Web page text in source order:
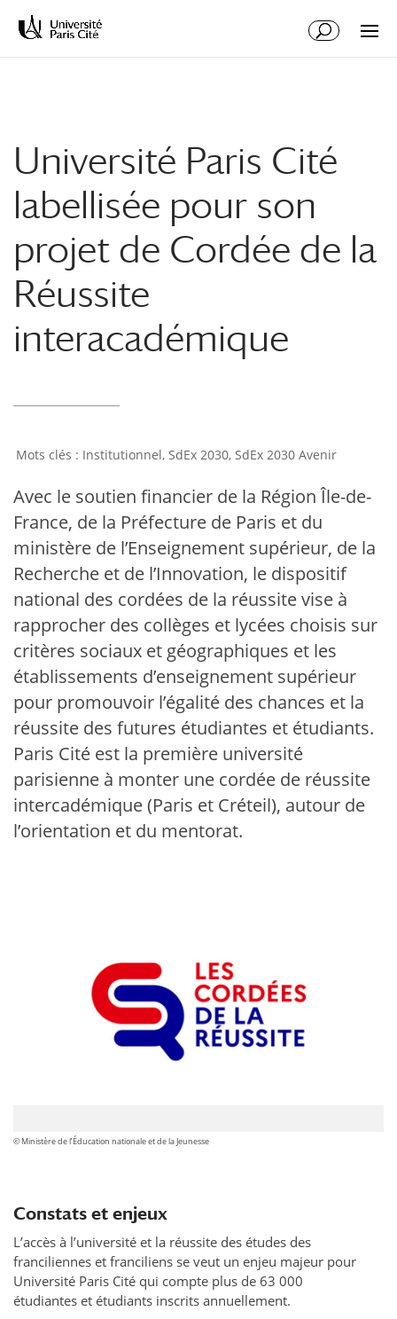
Université Paris Cité
labellisée pour son
projet de Cordée de la
Réussite
interacadémique
Institutionnel, SdEx 2030, SdEx 2030 Avenir
Avec le soutien financier de la Région Île-de-
France, de la Préfecture de Paris et du
ministère de l’Enseignement supérieur, de la
Recherche et de l’Innovation, le dispositif
national des cordées de la réussite vise à
rapprocher des collèges et lycées choisis sur
critères sociaux et géographiques et les
établissements d’enseignement supérieur
pour promouvoir l’égalité des chances et la
réussite des futures étudiantes et étudiants.
Paris Cité est la première université
parisienne à monter une cordée de réussite
intercadémique (Paris et Créteil), autour de
l’orientation et du mentorat.
© Ministère de l’Éducation nationale et de la Jeunesse
Constats et enjeux
L’accès à l’université et la réussite des études des
franciliennes et franciliens se veut un enjeu majeur pour
Université Paris Cité qui compte plus de 63 000
étudiantes et étudiants inscrits annuellement.